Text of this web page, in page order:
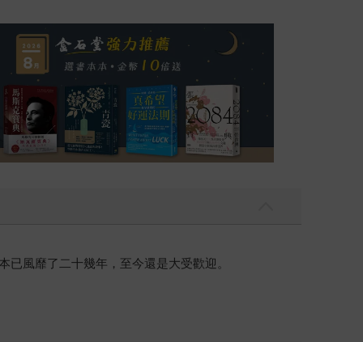
風靡了二十幾年，至今還是大受歡迎。